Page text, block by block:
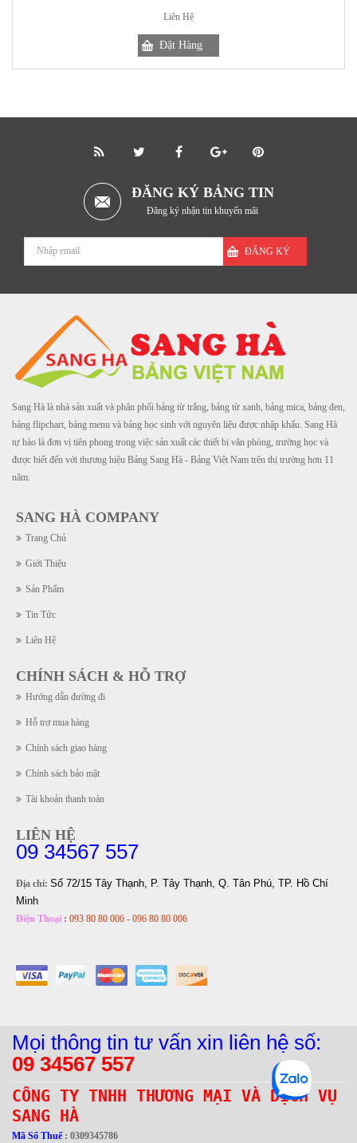
Liên Hệ
ĐĂNG KÝ BẢNG TIN
Đăng ký nhận tin khuyến mãi
ĐĂNG KÝ
Sang Hà là nhà sản xuất và phân phối bảng từ trắng, bảng từ xanh, bảng mica, bảng đen,
bảng flipchart, bảng menu và bảng học sinh với nguyên liệu được nhập khẩu. Sang Hà
tự hào là đơn vị tiên phong trong việc sản xuất các thiết bị văn phòng, trường học và
được biết đến với thương hiệu Bảng Sang Hà - Bảng Việt Nam trên thị trường hơn 11
năm.
SANG HÀ COMPANY
Trang Chủ
Giới Thiệu
Sản Phẩm
Tin Tức
Liên Hệ
CHÍNH SÁCH & HỖ TRỢ
Hướng dẫn đường đi
Hỗ trợ mua hàng
Chính sách giao hàng
Chính sách bảo mật
Tài khoản thanh toán
LIÊN HỆ
09 34567 557
Địa chỉ: Số 72/15 Tây Thạnh, P. Tây Thạnh, Q. Tân Phú, TP. Hồ Chí
Minh
Điện Thoại : 093 80 80 006 - 096 80 80 006
Mọi thông tin tư vấn xin liên hệ số:
09 34567 557
CÔNG TY TNHH THƯƠNG MẠI VÀ DỊCH VỤ
SANG HÀ
Mã Số Thuế: 0309345786